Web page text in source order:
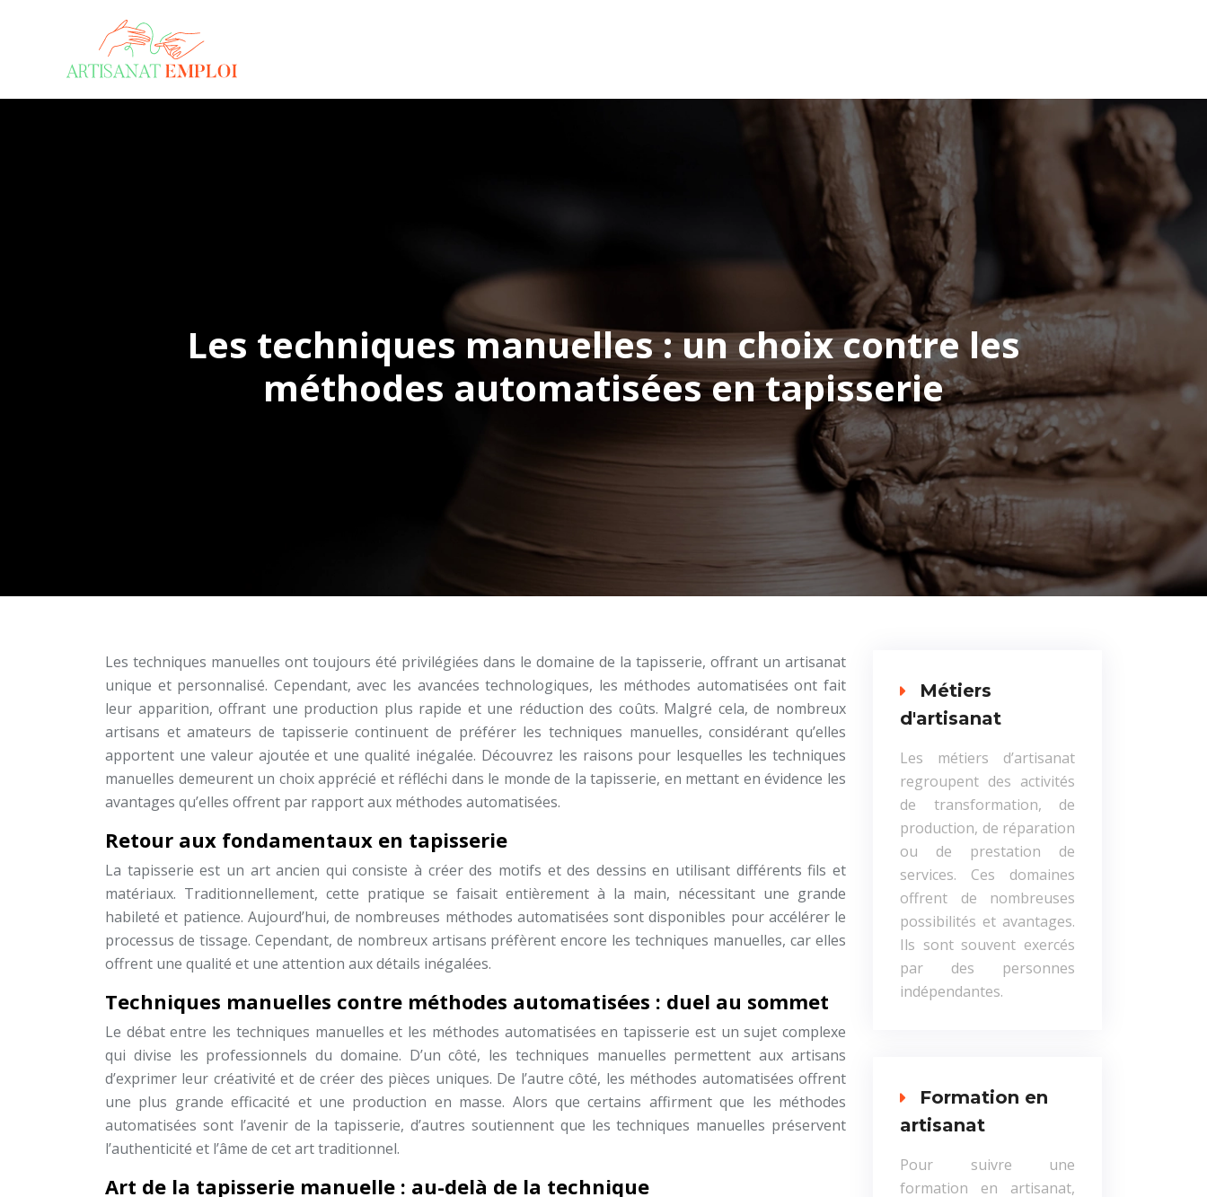
Les techniques manuelles : un choix contre les
méthodes automatisées en tapisserie
Les techniques manuelles ont toujours été privilégiées dans le domaine de la tapisserie, offrant un artisanat
unique et personnalisé. Cependant, avec les avancées technologiques, les méthodes automatisées ont fait
leur apparition, offrant une production plus rapide et une réduction des coûts. Malgré cela, de nombreux
artisans et amateurs de tapisserie continuent de préférer les techniques manuelles, considérant qu’elles
apportent une valeur ajoutée et une qualité inégalée. Découvrez les raisons pour lesquelles les techniques
manuelles demeurent un choix apprécié et réfléchi dans le monde de la tapisserie, en mettant en évidence les
avantages qu’elles offrent par rapport aux méthodes automatisées.
Retour aux fondamentaux en tapisserie
La tapisserie est un art ancien qui consiste à créer des motifs et des dessins en utilisant différents fils et
matériaux. Traditionnellement, cette pratique se faisait entièrement à la main, nécessitant une grande
habileté et patience. Aujourd’hui, de nombreuses méthodes automatisées sont disponibles pour accélérer le
processus de tissage. Cependant, de nombreux artisans préfèrent encore les techniques manuelles, car elles
offrent une qualité et une attention aux détails inégalées.
Techniques manuelles contre méthodes automatisées : duel au sommet
Le débat entre les techniques manuelles et les méthodes automatisées en tapisserie est un sujet complexe
qui divise les professionnels du domaine. D’un côté, les techniques manuelles permettent aux artisans
d’exprimer leur créativité et de créer des pièces uniques. De l’autre côté, les méthodes automatisées offrent
une plus grande efficacité et une production en masse. Alors que certains affirment que les méthodes
automatisées sont l’avenir de la tapisserie, d’autres soutiennent que les techniques manuelles préservent
l’authenticité et l’âme de cet art traditionnel.
Art de la tapisserie manuelle : au-delà de la technique
Métiers
d'artisanat
Les métiers d’artisanat
regroupent des activités
de transformation, de
production, de réparation
ou de prestation de
services. Ces domaines
offrent de nombreuses
possibilités et avantages.
Ils sont souvent exercés
par des personnes
indépendantes.
Formation en
artisanat
Pour suivre une
formation en artisanat,